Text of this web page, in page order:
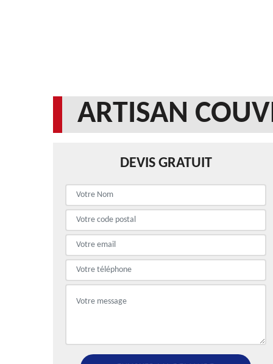
ARTISAN
DEVIS GRATUIT